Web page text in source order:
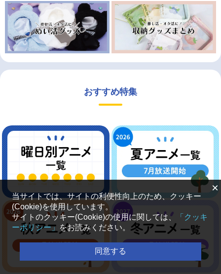
おすすめ特集
×
当サイトでは、サイトの利便性向上のため、クッキー
(Cookie)を使用しています。
サイトのクッキー(Cookie)の使用に関しては、
「クッキ
ーポリシー」 をお読みください。
同意する